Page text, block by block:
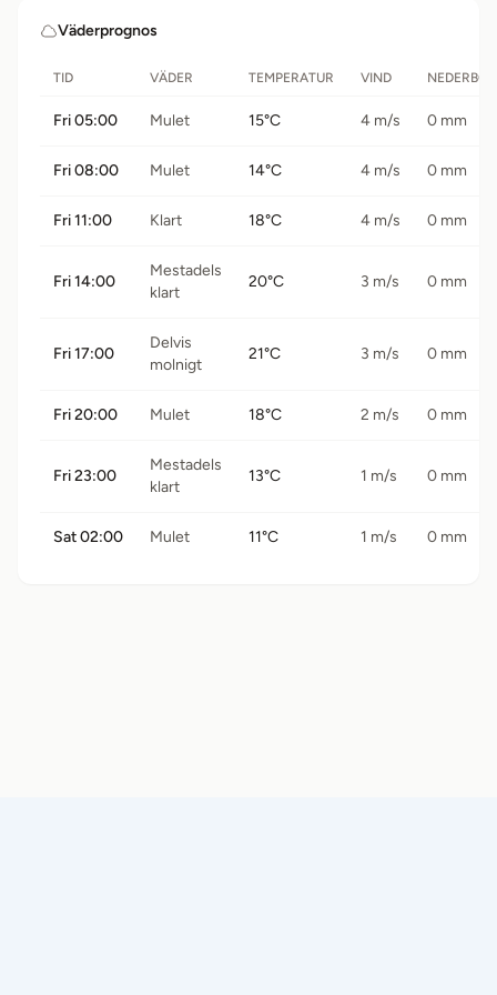
Väderprognos
TID VÄDER TEMPERATUR VIND
Fri 05:00 Mulet 15°C 4 m/s 0 mm
Fri 08:00 Mulet 14°C 4 m/s 0 mm
Fri 11:00 Klart 18°C 4 m/s 0 mm
Fri 14:00
Mestadels
klart
20°C 3 m/s 0 mm
Fri 17:00
Delvis
molnigt
21°C 3 m/s 0 mm
Fri 20:00 Mulet 18°C 2 m/s 0 mm
Fri 23:00
Mestadels
klart
13°C 1 m/s 0 mm
Sat 02:00 Mulet 11°C 1 m/s 0 mm